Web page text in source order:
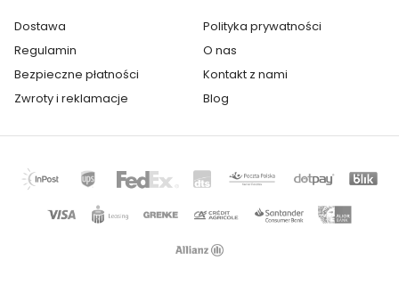
Dostawa
Polityka prywatności
Regulamin
O nas
Bezpieczne płatności
Kontakt z nami
Zwroty i reklamacje
Blog